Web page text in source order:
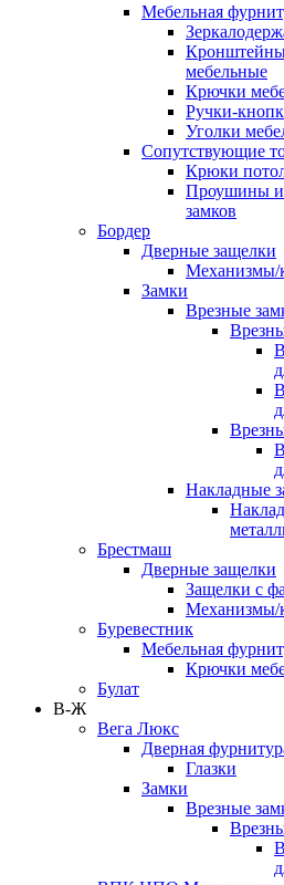
Мебельная
мебельные
Крючки
Ручки-
Уголки
Сопутствующие
Крюки
Проушины и
замков
Бордер
Дверные защелки
Механизмы/
Замки
Врезные
Накладные
Брестмаш
Дверные защелки
Защелки с
Механизмы/
Буревестник
Мебельная
Крючки
Булат
В-Ж
Вега Люкс
Дверная
Глазки
Замки
Врезные